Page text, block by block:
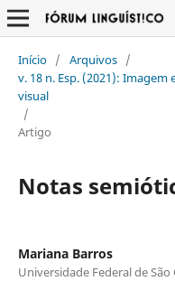
Início / Arquivos /
v. 18 n. Esp. (2021):
visual
/
Artigo
Notas
Mariana Barros
Universidade Federal de São